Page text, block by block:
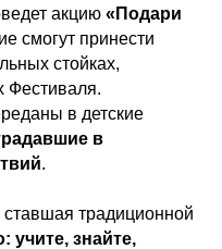
акцию «Подари
смогут принести
стойках,
Фестиваля.
в детские
в
.
традиционной
учите, знайте,